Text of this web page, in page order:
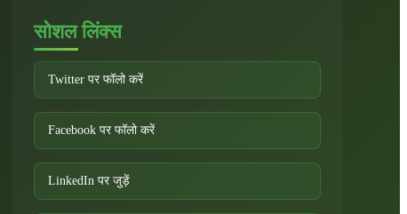
सोशल लिंक्स
Twitter पर फॉलो करें
Facebook पर फॉलो करें
LinkedIn पर जुड़ें